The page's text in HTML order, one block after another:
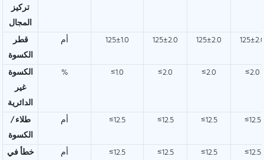
تركيز
المجال
قطر
الكسوة
أم 125±1.0 125±2.0 125±2.0
الكسوة
غير
الدائرية
% ≤1.0 ≤2.0 ≤2.0 ≤2.0
طلاء /
الكسوة
أم ≤12.5 ≤12.5 ≤12.5 ≤12.5
خطأ في
أم ≤12.5 ≤12.5 ≤12.5 ≤12.5